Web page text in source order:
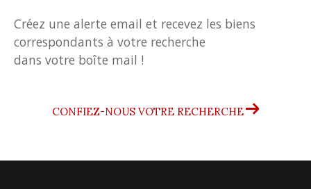
Créez une alerte email et recevez les biens
correspondants à votre recherche
dans votre boîte mail !
CONFIEZ-NOUS VOTRE RECHERCHE